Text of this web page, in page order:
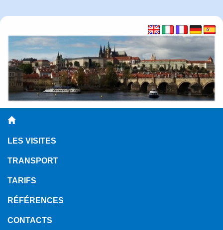
LES VISITES
TRANSPORT
TARIFS
RÉFÉRENCES
CONTACTS